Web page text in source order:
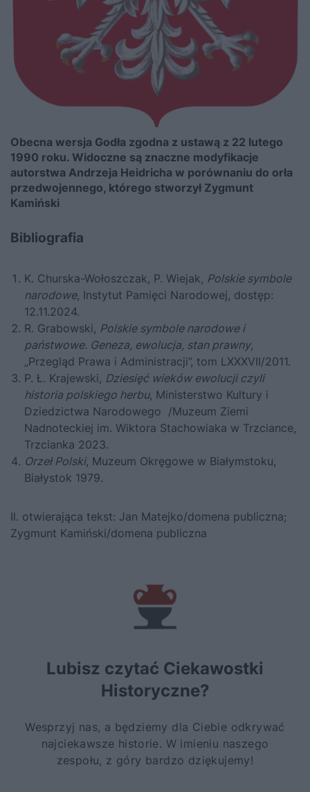
Obecna wersja Godła zgodna z ustawą z 22 lutego
1990 roku. Widoczne są znaczne modyfikacje
autorstwa Andrzeja Heidricha w porównaniu do orła
przedwojennego, którego stworzył Zygmunt
Kamiński
Bibliografia
K. Churska-Wołoszczak, P. Wiejak, Polskie symbole
narodowe, Instytut Pamięci Narodowej, dostęp:
12.11.2024.
R. Grabowski, Polskie symbole narodowe i
państwowe. Geneza, ewolucja, stan prawny,
„Przegląd Prawa i Administracji”, tom LXXXVII/2011.
P. Ł. Krajewski, Dziesięć wieków ewolucji czyli
historia polskiego herbu, Ministerstwo Kultury i
Dziedzictwa Narodowego /Muzeum Ziemi
Nadnoteckiej im. Wiktora Stachowiaka w Trzciance,
Trzcianka 2023.
Orzeł Polski, Muzeum Okręgowe w Białymstoku,
Białystok 1979.
Il. otwierająca tekst: Jan Matejko/domena publiczna;
Zygmunt Kamiński/domena publiczna